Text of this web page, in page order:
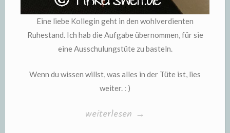
Eine liebe Kollegin geht in den wohlverdienten
Ruhestand. Ich hab die Aufgabe übernommen, für sie
eine Ausschulungstüte zu basteln.
Wenn du wissen willst, was alles in der Tüte ist, lies
weiter. : )
„Schultüte
weiterlesen →